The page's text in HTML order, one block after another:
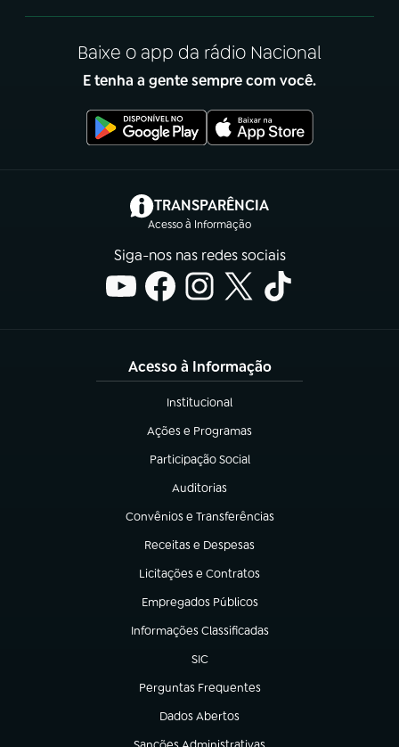
Baixe o app da rádio Nacional
E tenha a gente sempre com você.
TRANSPARÊNCIA
Acesso à Informação
(abre em nova aba)
Siga-nos nas redes sociais
Acesso à Informação
Institucional
(abre em nova aba)
Ações e Programas
(abre em nova aba)
Participação Social
(abre em nova aba)
Auditorias
(abre em nova aba)
Convênios e Transferências
(abre em nova aba)
Receitas e Despesas
(abre em nova aba)
Licitações e Contratos
(abre em nova aba)
Empregados Públicos
(abre em nova aba)
Informações Classificadas
(abre em nova aba)
SIC
(abre em nova aba)
Perguntas Frequentes
(abre em nova aba)
Dados Abertos
(abre em nova aba)